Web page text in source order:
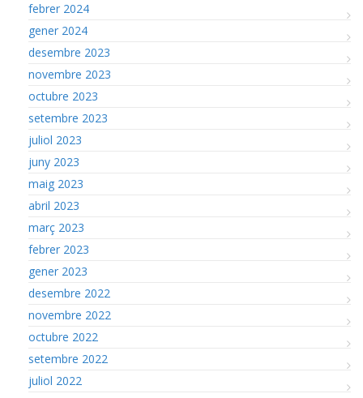
febrer 2024
gener 2024
desembre 2023
novembre 2023
octubre 2023
setembre 2023
juliol 2023
juny 2023
maig 2023
abril 2023
març 2023
febrer 2023
gener 2023
desembre 2022
novembre 2022
octubre 2022
setembre 2022
juliol 2022